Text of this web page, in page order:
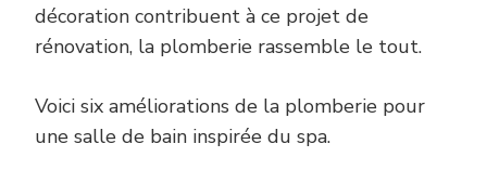
décoration contribuent à ce projet de
rénovation, la plomberie rassemble le tout.
Voici six améliorations de la plomberie pour
une salle de bain inspirée du spa.